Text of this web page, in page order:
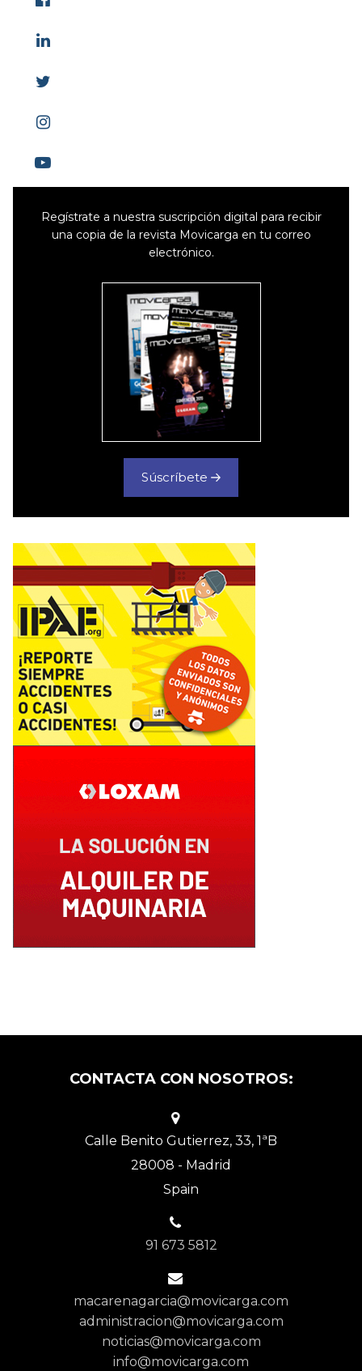
Regístrate a nuestra suscripción digital para recibir
una copia de la revista Movicarga en tu correo
electrónico.
Súscríbete
CONTACTA CON NOSOTROS:
Calle Benito Gutierrez, 33, 1ªB
28008 - Madrid
Spain
91 673 5812
macarenagarcia@movicarga.com
administracion@movicarga.com
noticias@movicarga.com
info@movicarga.com